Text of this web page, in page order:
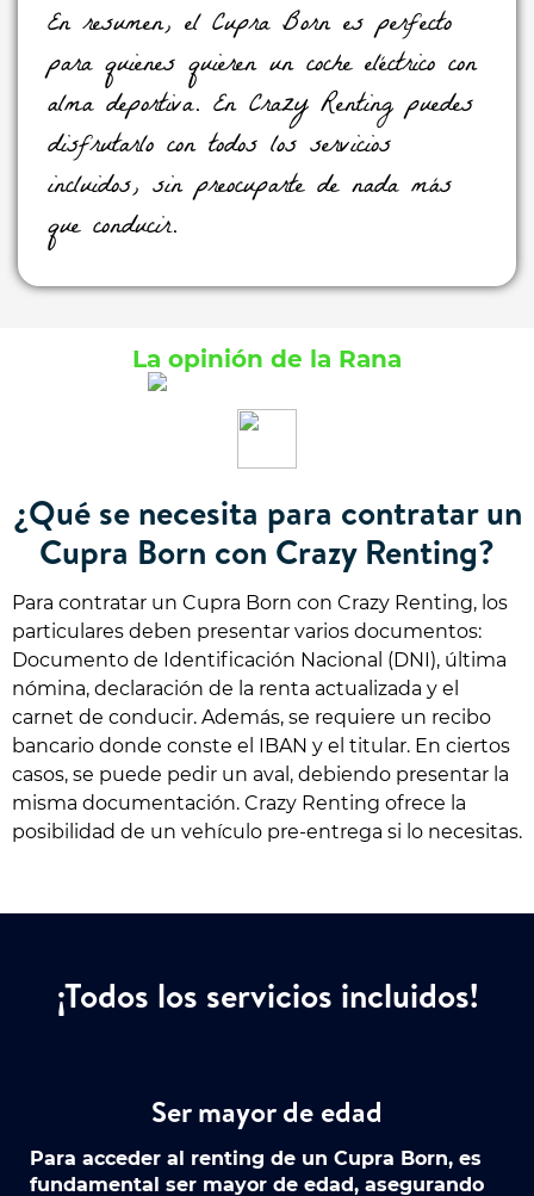
En resumen, el Cupra Born es perfecto
para quienes quieren un coche eléctrico con
alma deportiva. En Crazy Renting puedes
disfrutarlo con todos los servicios
incluidos, sin preocuparte de nada más
que conducir.
La opinión de la Rana
¿Qué se necesita para contratar un
Cupra Born con Crazy Renting?
Para contratar un Cupra Born con Crazy Renting, los
particulares deben presentar varios documentos:
Documento de Identificación Nacional (DNI), última
nómina, declaración de la renta actualizada y el
carnet de conducir. Además, se requiere un recibo
bancario donde conste el IBAN y el titular. En ciertos
casos, se puede pedir un aval, debiendo presentar la
misma documentación. Crazy Renting ofrece la
posibilidad de un vehículo pre-entrega si lo necesitas.
¡Todos los servicios incluidos!
Ser mayor de edad
Para acceder al renting de un Cupra Born, es
fundamental ser mayor de edad, asegurando